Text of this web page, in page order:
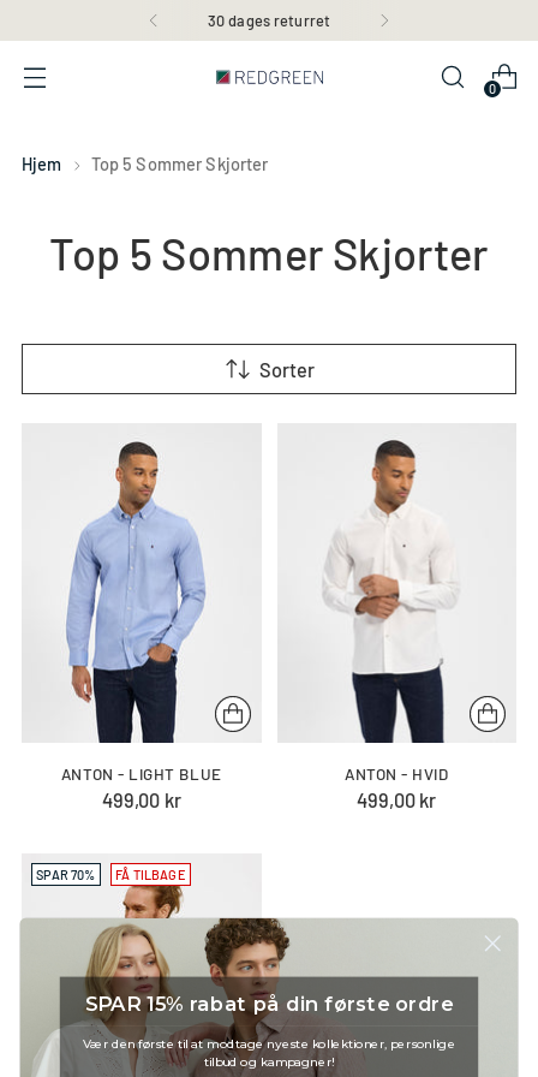
30 dages returret
0
Hjem Top 5 Sommer Skjorter
Top 5 Sommer Skjorter
Sorter
ANTON - LIGHT BLUE
499,00 kr
ANTON - HVID
499,00 kr
SPAR 70% FÅ TILBAGE
SPAR 15% rabat på din første ordre
Vær den første til at modtage nyeste kollektioner, personlige
tilbud og kampagner!